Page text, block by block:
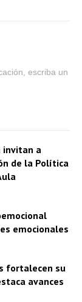
escriba un
invitan a
de la Política
emocionales
fortalecen su
avances